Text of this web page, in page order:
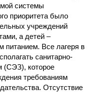
системы
приоритета было
учреждений
а детей –
питанием. Все лагеря в
санитарно-
(СЭЗ), которое
требованиям
Отсутствие